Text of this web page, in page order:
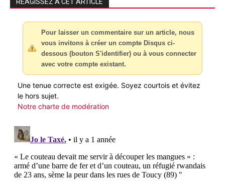
Pour laisser un commentaire sur un article, nous
vous invitons à créer un compte Disqus ci-
dessous (bouton S'identifier) ou à vous connecter
avec votre compte existant.
Une tenue correcte est exigée. Soyez courtois et évitez
le hors sujet.
Notre charte de modération